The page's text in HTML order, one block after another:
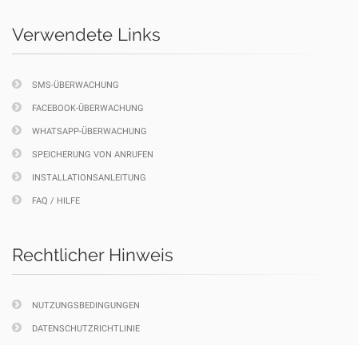
Verwendete Links
SMS-ÜBERWACHUNG
FACEBOOK-ÜBERWACHUNG
WHATSAPP-ÜBERWACHUNG
SPEICHERUNG VON ANRUFEN
INSTALLATIONSANLEITUNG
FAQ / HILFE
Rechtlicher Hinweis
NUTZUNGSBEDINGUNGEN
DATENSCHUTZRICHTLINIE